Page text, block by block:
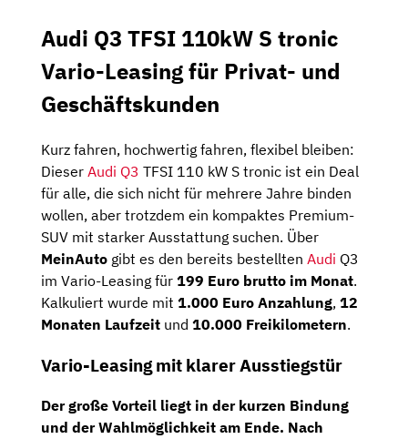
Audi Q3 TFSI 110kW S tronic
Vario-Leasing für Privat- und
Geschäftskunden
Kurz fahren, hochwertig fahren, flexibel bleiben:
Dieser Audi Q3 TFSI 110 kW S tronic ist ein Deal
für alle, die sich nicht für mehrere Jahre binden
wollen, aber trotzdem ein kompaktes Premium-
SUV mit starker Ausstattung suchen. Über
MeinAuto gibt es den bereits bestellten Audi Q3
im Vario-Leasing für 199 Euro brutto im Monat.
Kalkuliert wurde mit 1.000 Euro Anzahlung, 12
Monaten Laufzeit und 10.000 Freikilometern.
Vario-Leasing mit klarer Ausstiegstür
Der große Vorteil liegt in der kurzen Bindung
und der Wahlmöglichkeit am Ende. Nach